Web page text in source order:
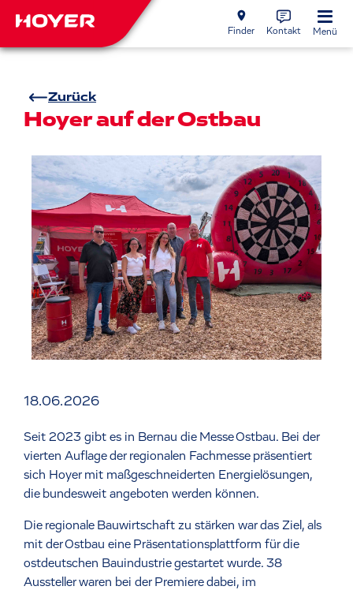
Finder Kontakt Menü
Zurück
Hoyer auf der Ostbau
18.06.2026
Seit 2023 gibt es in Bernau die Messe Ostbau. Bei der
vierten Auflage der regionalen Fachmesse präsentiert
sich Hoyer mit maßgeschneiderten Energielösungen,
die bundesweit angeboten werden können.
Die regionale Bauwirtschaft zu stärken war das Ziel, als
mit der Ostbau eine Präsentationsplattform für die
ostdeutschen Bauindustrie gestartet wurde. 38
Aussteller waren bei der Premiere dabei, im